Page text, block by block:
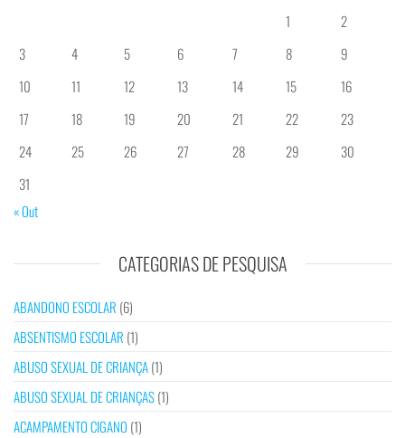
1
2
3
4 5 6 7 8
9
10
11 12 13 14 15
16
17
18 19 20 21 22
23
24
25 26 27 28 29
30
31
« Out
CATEGORIAS DE PESQUISA
ABANDONO ESCOLAR (6)
ABSENTISMO ESCOLAR (1)
ABUSO SEXUAL DE CRIANÇA(1)
ABUSO SEXUAL DE CRIANÇAS(1)
ACAMPAMENTO CIGANO (1)